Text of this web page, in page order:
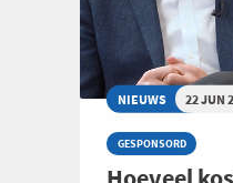
NIEUWS 22 JUN
GESPONSORD